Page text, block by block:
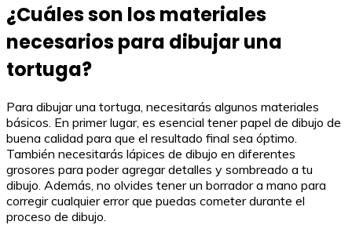
¿Cuáles son los materiales
necesarios para dibujar una
tortuga?
Para dibujar una tortuga, necesitarás algunos materiales
básicos. En primer lugar, es esencial tener papel de dibujo de
buena calidad para que el resultado final sea óptimo.
También necesitarás lápices de dibujo en diferentes
grosores para poder agregar detalles y sombreado a tu
dibujo. Además, no olvides tener un borrador a mano para
corregir cualquier error que puedas cometer durante el
proceso de dibujo.